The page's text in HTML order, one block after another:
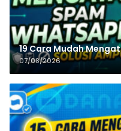
19 Cara Mudah
07/08/2026